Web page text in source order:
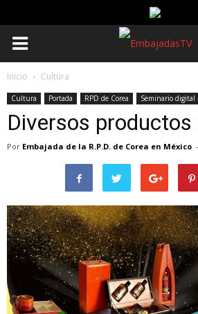
Inicio Cultura
Cultura Portada RPD de Corea Seminario digital
Diversos productos
Por Embajada de la R.P.D. de Corea en México -